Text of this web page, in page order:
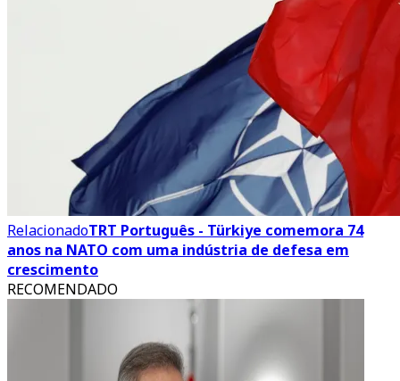
RelacionadoTRT Português - Türkiye comemora 74
anos na NATO com uma indústria de defesa em
crescimento
RECOMENDADO